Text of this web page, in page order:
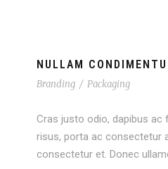
NULLAM
Branding / Packaging
Cras justo odio, dapibus ac
risus, porta ac consectetur
consectetur et. Donec